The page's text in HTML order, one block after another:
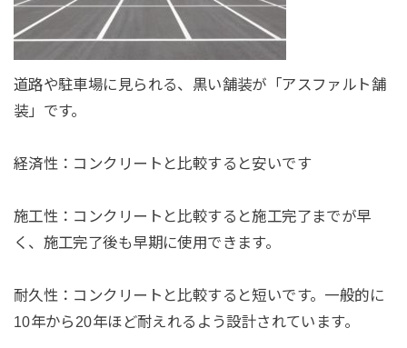
道路や駐車場に見られる、黒い舗装が「アスファルト舗
装」です。
経済性： コンクリートと比較すると安いです
施工性： コンクリートと比較すると施工完了までが早
く、施工完了後も早期に使用できます。
耐久性： コンクリートと比較すると短いです。一般的に
10年から20年ほど耐えれるよう設計されています。